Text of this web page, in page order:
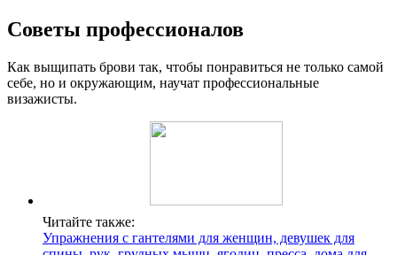
Советы профессионалов
Как выщипать брови так, чтобы понравиться не только самой
себе, но и окружающим, научат профессиональные
визажисты.
Читайте также:
Упражнения с гантелями для женщин, девушек для